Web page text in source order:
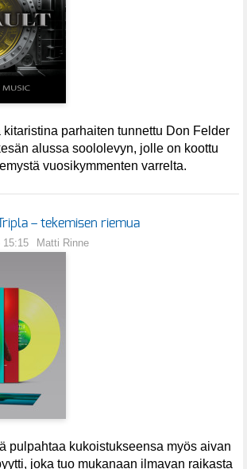
parhaiten tunnettu Don Felder
alussa soololevyn, jolle on koottu
vuosikymmenten varrelta.
– tekemisen riemua
15:15 Matti Rinne
pulpahtaa kukoistukseensa myös aivan
joka tuo mukanaan ilmavan raikasta